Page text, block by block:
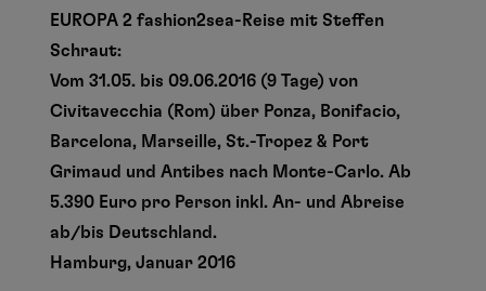
EUROPA 2 fashion2sea-Reise mit Steffen
Schraut:
Vom 31.05. bis 09.06.2016 (9 Tage) von
Civitavecchia (Rom) über Ponza, Bonifacio,
Barcelona, Marseille, St.-Tropez & Port
Grimaud und Antibes nach Monte-Carlo. Ab
5.390 Euro pro Person inkl. An- und Abreise
ab/bis Deutschland.
Hamburg, Januar 2016